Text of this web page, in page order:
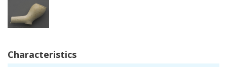
Characteristics